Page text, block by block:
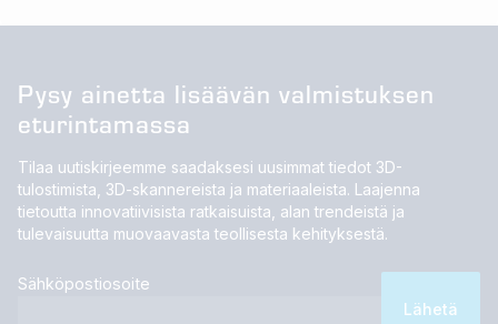
Pysy ainetta lisäävän valmistuksen
eturintamassa
Tilaa uutiskirjeemme saadaksesi uusimmat tiedot 3D-
tulostimista, 3D-skannereista ja materiaaleista. Laajenna
tietoutta innovatiivisista ratkaisuista, alan trendeistä ja
tulevaisuutta muovaavasta teollisesta kehityksestä.
Sähköpostiosoite